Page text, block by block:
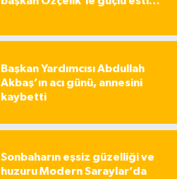
Başkan Yardımcısı Abdullah
Akbaş’ın acı günü, annesini
kaybetti
Sonbaharın eşsiz güzelliği ve
huzuru Modern Saraylar’da